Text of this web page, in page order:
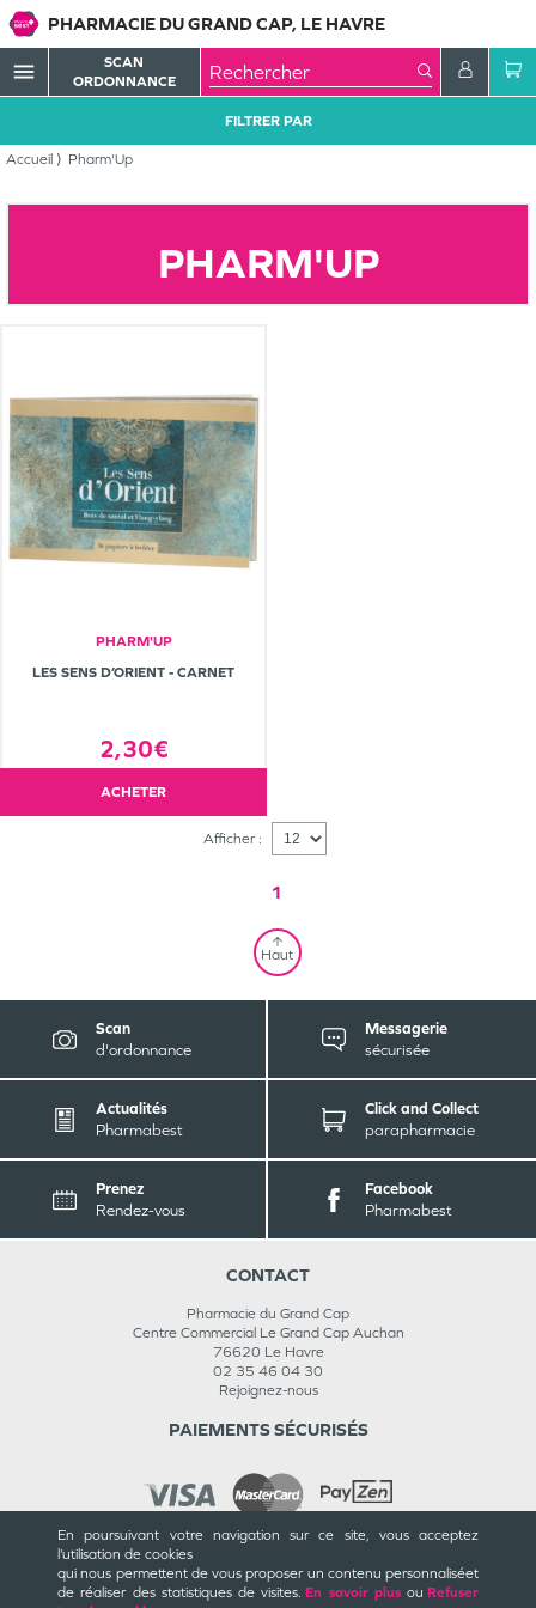
En poursuivant votre navigation sur ce site, vous acceptez
l’utilisation de cookies
qui nous permettent de vous proposer un contenu personnaliséet
de réaliser des statistiques de visites. En savoir plusou Refuser
PHARMACIE DU GRAND CAP, LE HAVRE
menu
SCAN
ORDONNANCE
Accueil Pharm'Up
FILTRER PAR
PHARM'UP
PHARM'UP
LES SENS D’ORIENT - CARNET
2,30€
ACHETER
Afficher :
1
Haut
Scan
d'ordonnance
Messagerie
sécurisée
Actualités
Pharmabest
Click and Collect
parapharmacie
Prenez
Rendez-vous
Facebook
Pharmabest
CONTACT
Pharmacie du Grand Cap
Centre Commercial Le Grand Cap Auchan
76620 Le Havre
02 35 46 04 30
Rejoignez-nous
CGU / CGV
PAIEMENTS SÉCURISÉS